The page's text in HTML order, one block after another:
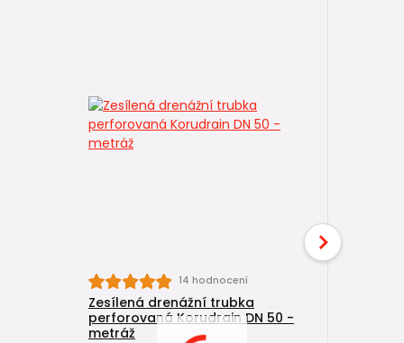
14 hodnocení
Zesílená drenážní trubka
perforovaná Korudrain DN 50 -
metráž